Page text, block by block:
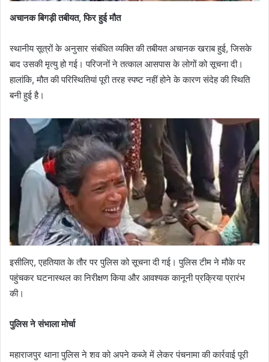
अचानक बिगड़ी तबीयत, फिर हुई मौत
स्थानीय सूत्रों के अनुसार संबंधित व्यक्ति की तबीयत अचानक खराब हुई, जिसके
बाद उसकी मृत्यु हो गई। परिजनों ने तत्काल आसपास के लोगों को सूचना दी।
हालांकि, मौत की परिस्थितियां पूरी तरह स्पष्ट नहीं होने के कारण संदेह की स्थिति
बनी हुई है।
इसीलिए, एहतियात के तौर पर पुलिस को सूचना दी गई। पुलिस टीम ने मौके पर
पहुंचकर घटनास्थल का निरीक्षण किया और आवश्यक कानूनी प्रक्रिया प्रारंभ
की।
पुलिस ने संभाला मोर्चा
महाराजपुर थाना पुलिस ने शव को अपने कब्जे में लेकर पंचनामा की कार्रवाई पूरी